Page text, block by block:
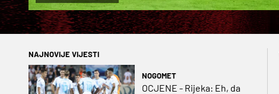
NAJNOVIJE VIJESTI
NOGOMET
OCJENE - Rijeka: Eh, da